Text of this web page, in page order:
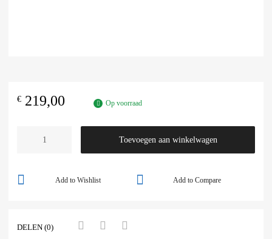
€ 219,00 Op voorraad
Toevoegen aan winkelwagen
Add to Compare
Add to Wishlist
DELEN (0)